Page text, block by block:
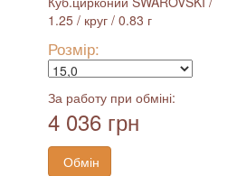
1.25 / круг / 0.83 г
Розмір:
За работу при обміні:
4 036 грн
Обмін